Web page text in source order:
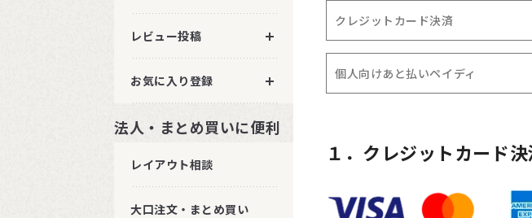
レビュー投稿
お気に入り登録
法人・まとめ買いに便利
レイアウト相談
大口注文・まとめ買い
クレジットカード決済
個人向けあと払いペイディ
１．クレジットカード決